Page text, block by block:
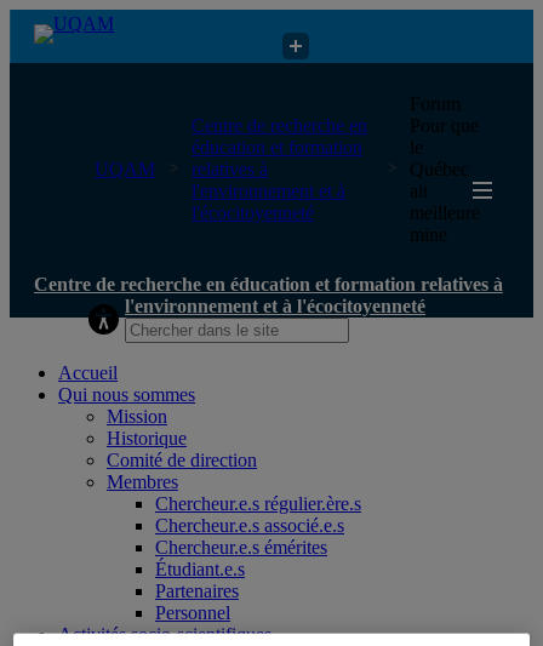
Centre de recherche en éducation et formation relatives à
l'environnement et à l'écocitoyenneté
UQAM
Centre de recherche en
éducation et formation
relatives à
l'environnement et à
l'écocitoyenneté
Forum
Pour que
le
Québec
ait
meilleure
mine
Centre de recherche en éducation et formation relatives à
l'environnement et à l'écocitoyenneté
Accueil
Qui nous sommes
Mission
Historique
Comité de direction
Membres
Chercheur.e.s régulier.ère.s
Chercheur.e.s associé.e.s
Chercheur.e.s émérites
Étudiant.e.s
Partenaires
Personnel
Activités socio-scientifiques